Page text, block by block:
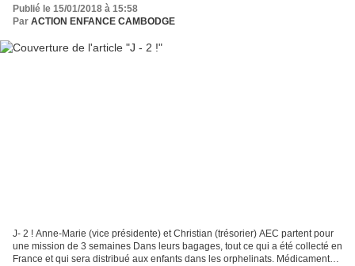
Publié le 15/01/2018 à 15:58
Par ACTION ENFANCE CAMBODGE
J- 2 ! Anne-Marie (vice présidente) et Christian (trésorier) AEC partent pour
une mission de 3 semaines Dans leurs bagages, tout ce qui a été collecté en
France et qui sera distribué aux enfants dans les orphelinats. Médicaments,